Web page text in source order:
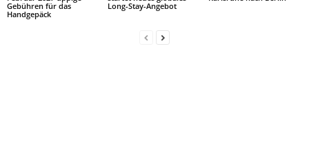
Gebühren für das
Handgepäck
Long-Stay-Angebot